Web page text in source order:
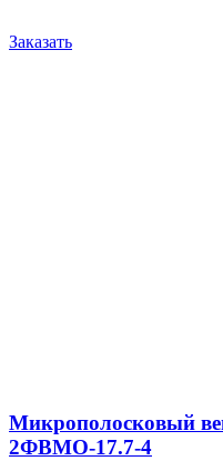
Заказать
Микрополосковый
2ФВМO-17.7-4